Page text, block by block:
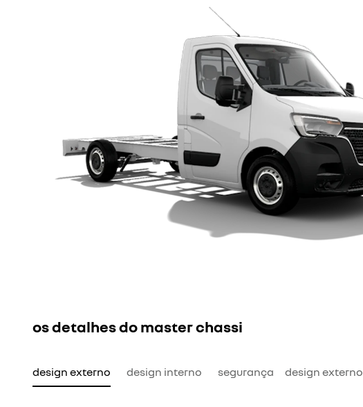
os detalhes do master chassi
design externo design interno segurança design externo